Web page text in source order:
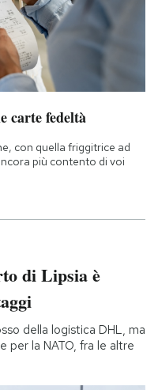
carte fedeltà
con quella friggitrice ad
più contento di voi
di Lipsia è
della logistica DHL, ma
per la NATO, fra le altre